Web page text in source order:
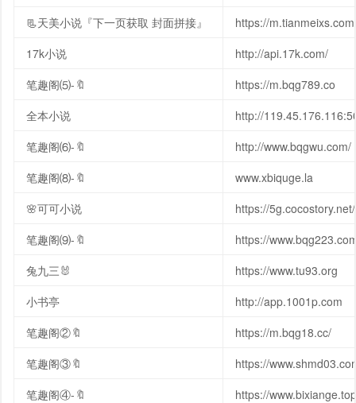
📃天美小说『下一页获取 封面拼接』
https://
17k小说
http://api.17k.com/
笔趣阁⑸-🔖
https://m.bqg789.co
全本小说
http://
笔趣阁⑹-🔖
http://www.bqgwu.com/
笔趣阁⑻-🔖
www.xbiquge.la
🌸可可小说
https://5g.cocostory.net/
笔趣阁⑼-🔖
https://
兔九三🐰
https://www.tu93.org
小书亭
http://app.1001p.com
笔趣阁②🔖
https://m.bqg18.cc/
笔趣阁③🔖
https://
笔趣阁④-🔖
https://www.bixiange.top